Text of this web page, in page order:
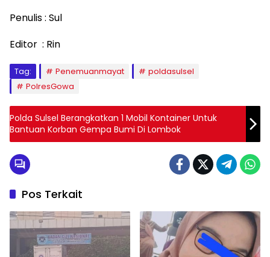
Penulis : Sul
Editor : Rin
Tag: Penemuanmayat
poldasulsel
PolresGowa
Polda Sulsel Berangkatkan 1 Mobil Kontainer Untuk
Bantuan Korban Gempa Bumi Di Lombok
Pos Terkait